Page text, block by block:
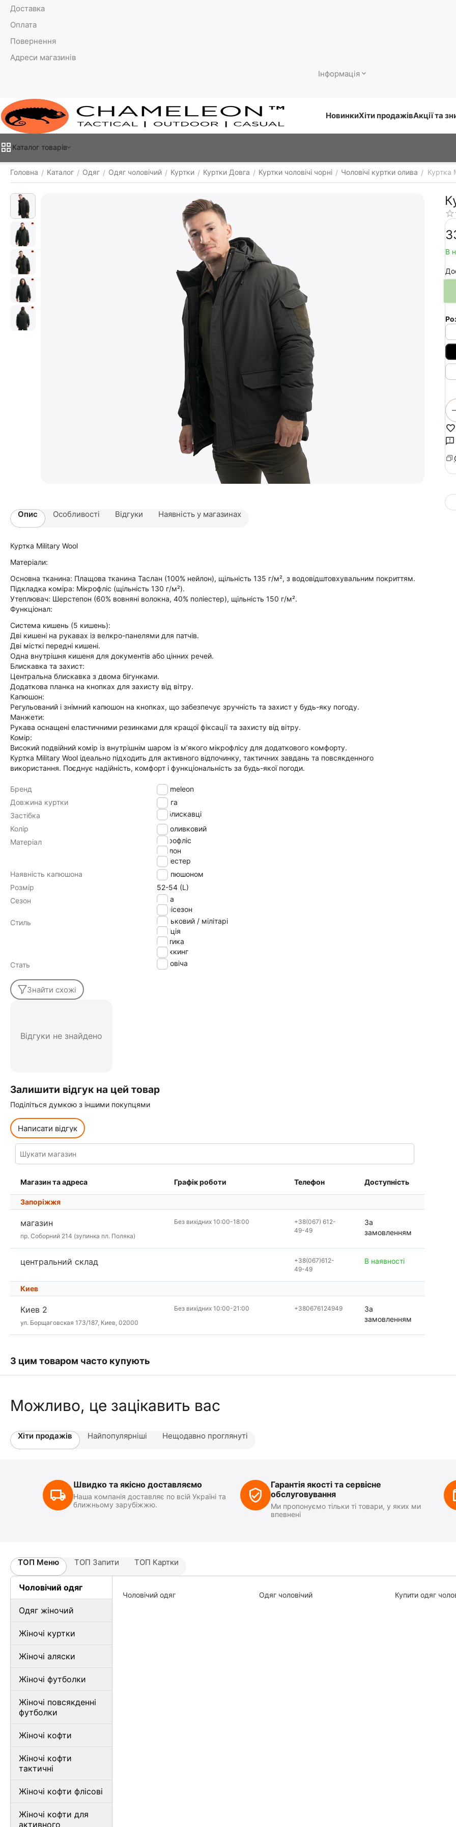
Доставка
Оплата
Повернення
Адреси магазинів
Інформація
НовинкиХіти продажівАкції та
Каталог товарiв
Головна / Каталог / Одяг / Одяг чоловічий / Куртки / Куртки Довга / Куртки чоловічі чорні / Чоловічі куртки олива / Куртка
В
Опис Особливості Відгуки Наявність у магазинах
Куртка Military Wool
Матеріали:
Основна тканина: Плащова тканина Таслан (100% нейлон), щільність 135 г/м², з водовідштовхувальним покриттям.
Підкладка коміра: Мікрофліс (щільність 130 г/м²).
Утеплювач: Шерстепон (60% вовняні волокна, 40% поліестер), щільність 150 г/м².
Функціонал:
Система кишень (5 кишень):
Дві кишені на рукавах із велкро-панелями для патчів.
Дві місткі передні кишені.
Одна внутрішня кишеня для документів або цінних речей.
Блискавка та захист:
Центральна блискавка з двома бігунками.
Додаткова планка на кнопках для захисту від вітру.
Капюшон:
Регульований і знімний капюшон на кнопках, що забезпечує зручність та захист у будь-яку погоду.
Манжети:
Рукава оснащені еластичними резинками для кращої фіксації та захисту від вітру.
Комір:
Високий подвійний комір із внутрішнім шаром із м’якого мікрофлісу для додаткового комфорту.
Куртка Military Wool ідеально підходить для активного відпочинку, тактичних завдань та повсякденного
використання. Поєднує надійність, комфорт і функціональність за будь-якої погоди.
Бренд
Chameleon
Довжина куртки
Довга
Застібка
на блискавці
Колір
оливковий
Матеріал
мікрофліс
нейлон
поліестер
Наявність капюшона
з капюшоном
Розмір
52-54 (L)
Сезон
зима
демісезон
Стиль
військовий / мілітарі
поліція
тактика
треккинг
Стать
Чоловіча
Знайти схожі
Відгуки не знайдено
Залишити відгук на цей товар
Поділіться думкою з іншими покупцями
Написати відгук
Магазин та адреса Графік роботи Телефон Доступність
Запоріжжя
магазин
пр. Соборний 214 (зупинка пл. Поляка)
Без вихідних 10:00-18:00
+38(067) 612-
49-49
За
замовленням
центральний склад
+38(067)612-
49-49
В наявності
Киев
Киев 2
ул. Борщаговская 173/187, Киев, 02000
Без вихідних 10:00-21:00 +380676124949
За
замовленням
З цим товаром часто купують
Можливо, це зацікавить вас
Хіти продажів Найпопулярніші Нещодавно проглянуті
Швидко та якісно доставляємо
Наша компанія доставляє по всій Україні та
ближньому зарубіжжю.
Гарантія якості та сервісне
обслуговування
Ми пропонуємо тільки ті товари, у яких ми
впевнені
ТОП Меню ТОП Запити ТОП Картки
Чоловічий одяг
Одяг жіночий
Жіночі куртки
Жіночі аляски
Жіночі футболки
Жіночі повсякденні
футболки
Жіночі кофти
Жіночі кофти
тактичні
Жіночі кофти флісові
Жіночі кофти для
активного
Чоловічий одяг Одяг чоловічий Купити одяг